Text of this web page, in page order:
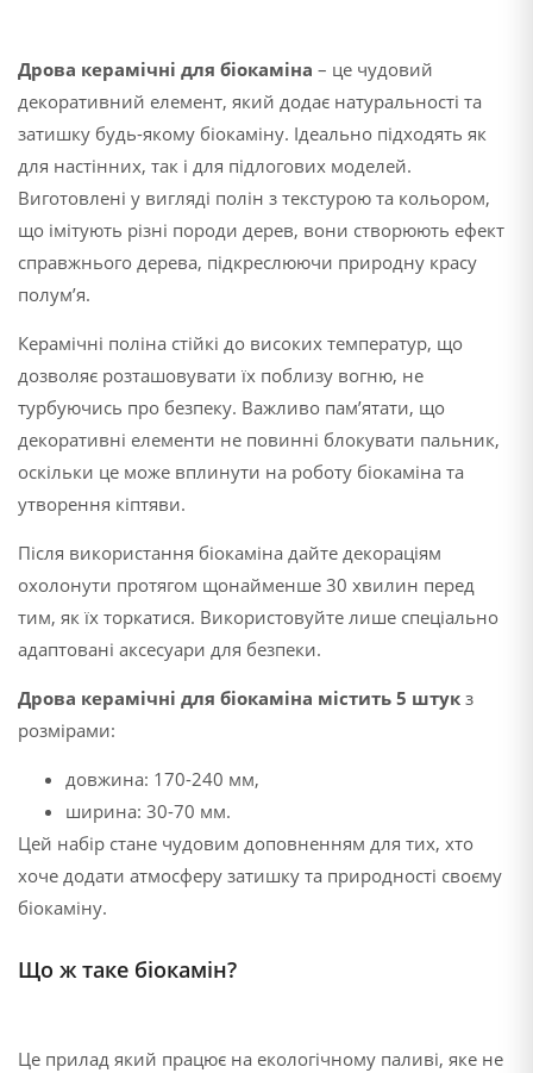
Дрова керамічні для біокаміна – це чудовий
декоративний елемент, який додає натуральності та
затишку будь-якому біокаміну. Ідеально підходять як
для настінних, так і для підлогових моделей.
Виготовлені у вигляді полін з текстурою та кольором,
що імітують різні породи дерев, вони створюють ефект
справжнього дерева, підкреслюючи природну красу
полум’я.
Керамічні поліна стійкі до високих температур, що
дозволяє розташовувати їх поблизу вогню, не
турбуючись про безпеку. Важливо пам’ятати, що
декоративні елементи не повинні блокувати пальник,
оскільки це може вплинути на роботу біокаміна та
утворення кіптяви.
Після використання біокаміна дайте декораціям
охолонути протягом щонайменше 30 хвилин перед
тим, як їх торкатися. Використовуйте лише спеціально
адаптовані аксесуари для безпеки.
Дрова керамічні для біокаміна містить 5 штук з
розмірами:
довжина: 170-240 мм,
ширина: 30-70 мм.
Цей набір стане чудовим доповненням для тих, хто
хоче додати атмосферу затишку та природності своєму
біокаміну.
Що ж таке біокамін?
Це прилад який працює на екологічному паливі, яке не